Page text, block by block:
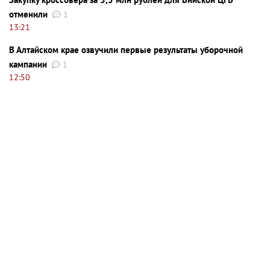
отменили
1
13:21
В Алтайском крае озвучили первые результаты уборочной
кампании
1
12:50